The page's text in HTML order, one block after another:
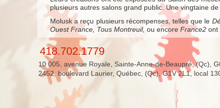
plusieurs autres salons grand public. Une vingtaine
Molusk a reçu plusieurs récompenses, telles que le
Ouest France, Tous Montreuil, ou encore France2 ont
10 005, avenue Royale, Sainte-Anne-de-Beaupré, (Qc),
2452, boulevard Laurier, Québec, (Qc), G1V 2L1, local
418.702.1779